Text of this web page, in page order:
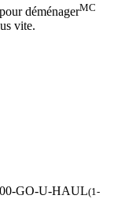
déménagerMC
vite.
GO-U-HAUL(1-